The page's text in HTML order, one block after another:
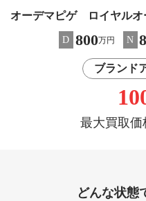
オーデマピゲ ロイヤルオ
D 800万円 N
ブランド
最大買取価
どんな状態